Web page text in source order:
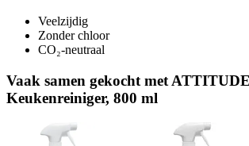
Veelzijdig
Zonder chloor
CO₂-neutraal
Vaak samen gekocht met ATTITUDE
Keukenreiniger, 800 ml